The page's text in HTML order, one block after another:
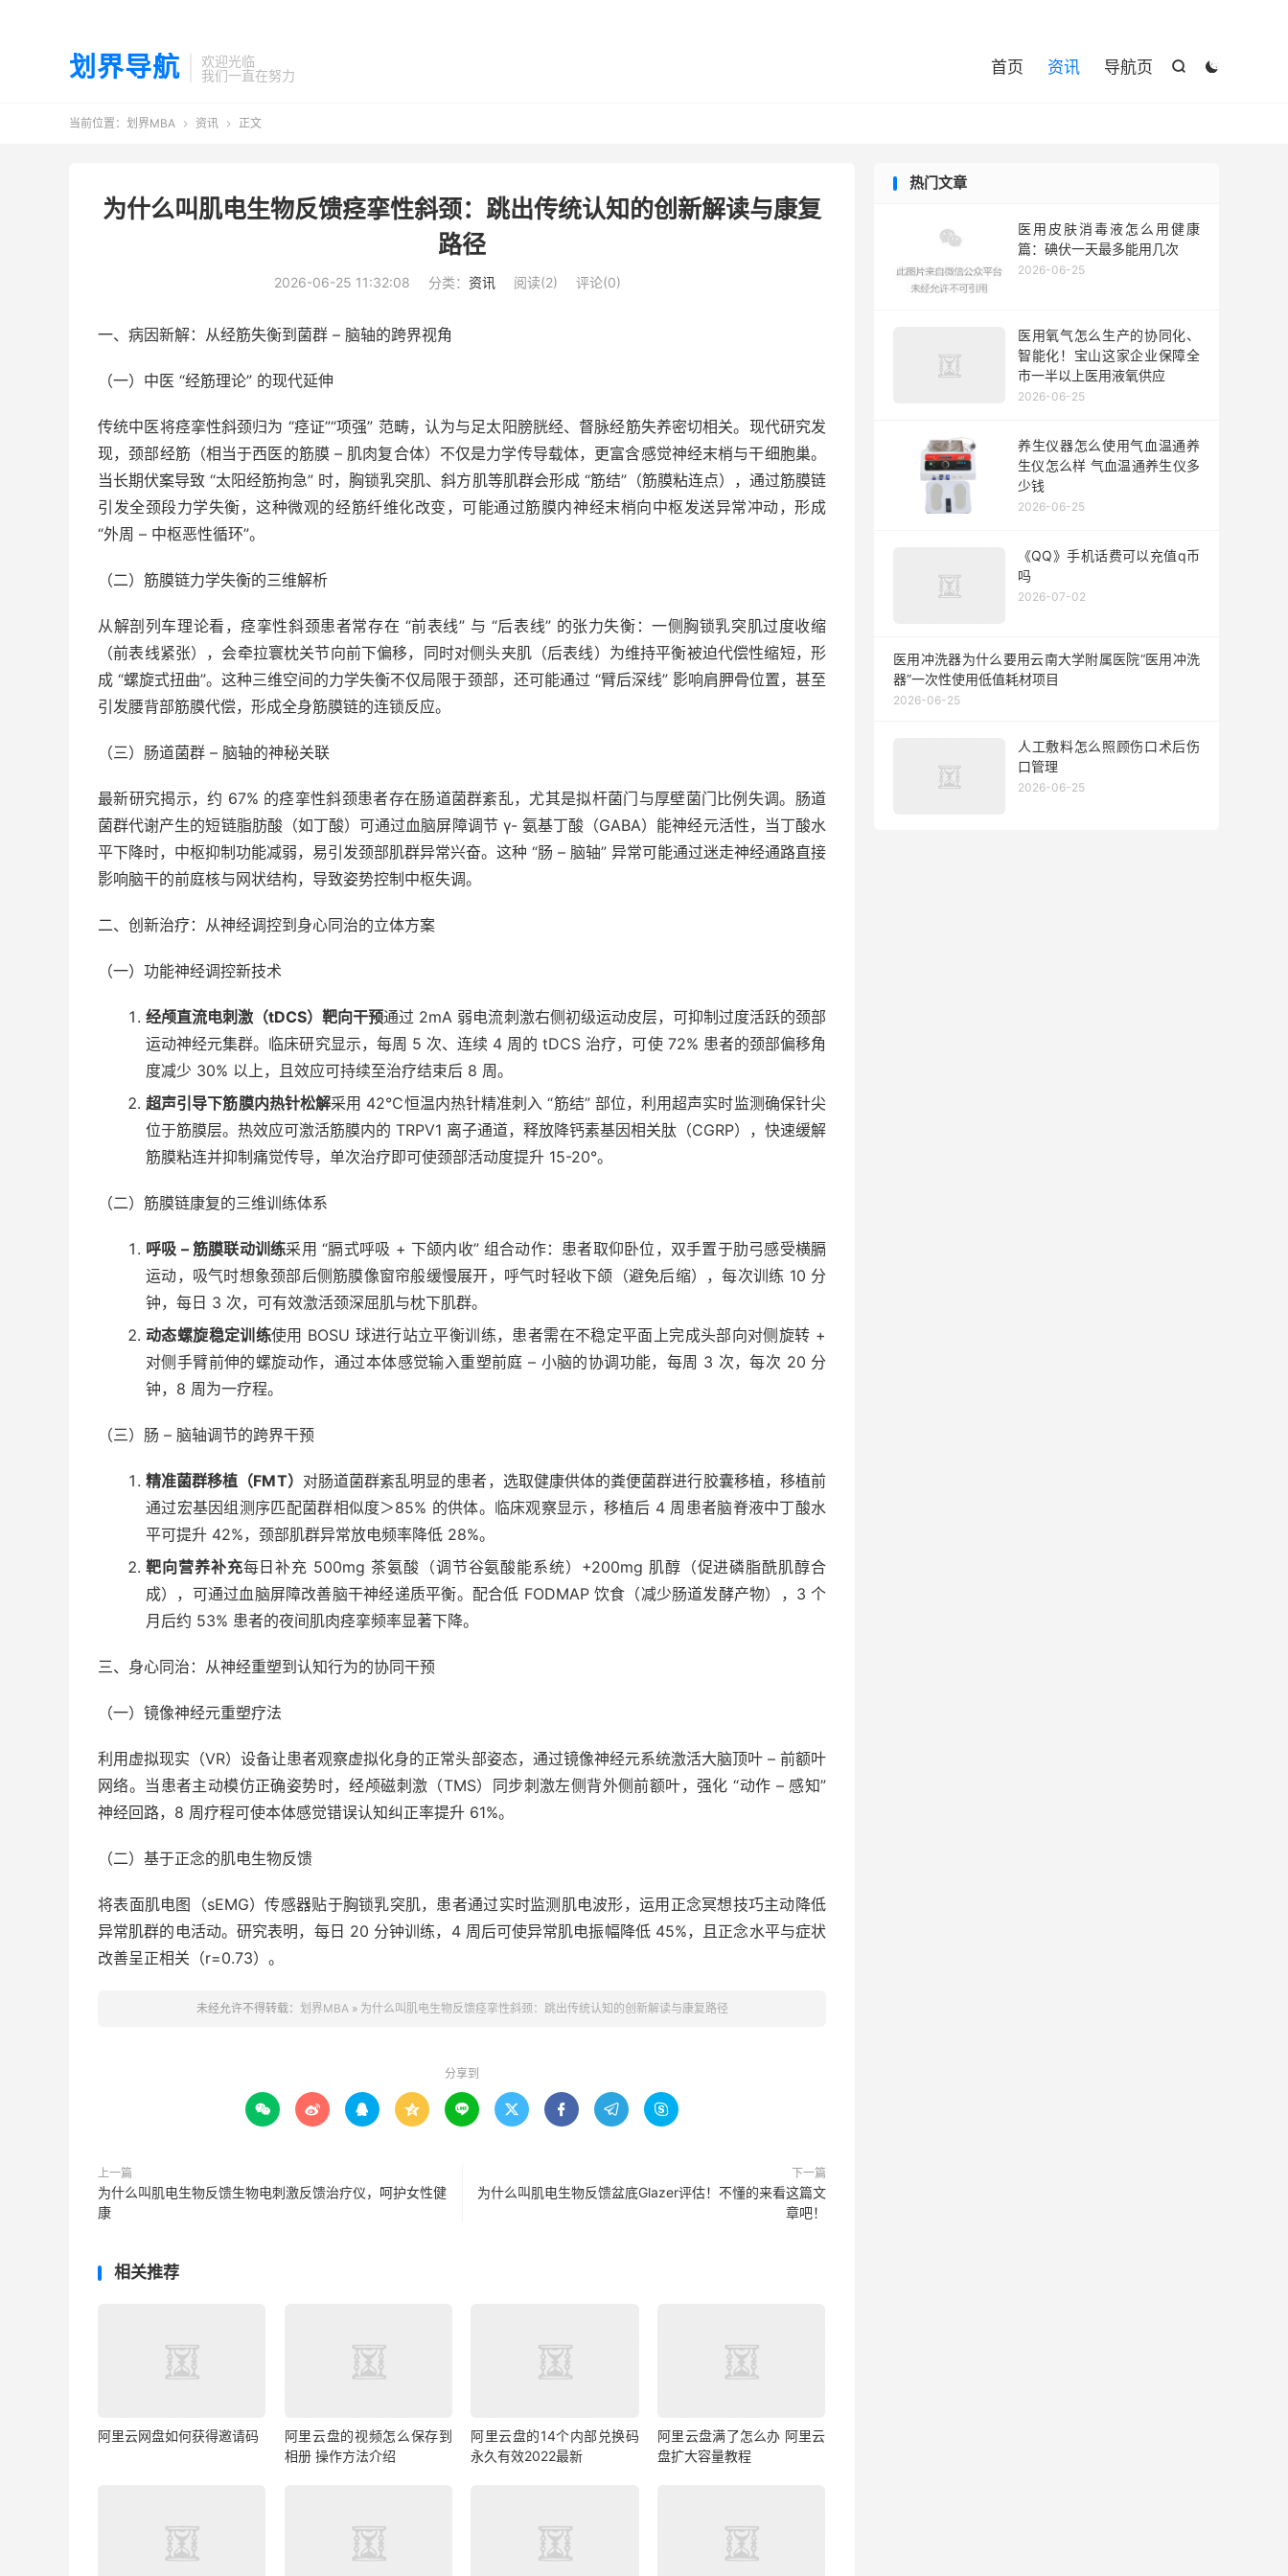
划界导航
欢迎光临
我们一直在努力


首页 资讯 导航页
当前位置： 划界MBA  资讯  正文
为什么叫肌电生物反馈痉挛性斜颈：跳出传统认知的创新解读与康复
路径​
2026-06-25 11:32:08 分类： 资讯 阅读(2) 评论(0)
一、病因新解：从经筋失衡到菌群 – 脑轴的跨界视角
（一）中医 “经筋理论” 的现代延伸
传统中医将痉挛性斜颈归为 “痉证”“项强” 范畴，认为与足太阳膀胱经、督脉经筋失养密切相关。现代研究发
现，颈部经筋（相当于西医的筋膜 – 肌肉复合体）不仅是力学传导载体，更富含感觉神经末梢与干细胞巢。
当长期伏案导致 “太阳经筋拘急” 时，胸锁乳突肌、斜方肌等肌群会形成 “筋结”（筋膜粘连点），通过筋膜链
引发全颈段力学失衡，这种微观的经筋纤维化改变，可能通过筋膜内神经末梢向中枢发送异常冲动，形成
“外周 – 中枢恶性循环”。
（二）筋膜链力学失衡的三维解析
从解剖列车理论看，痉挛性斜颈患者常存在 “前表线” 与 “后表线” 的张力失衡：一侧胸锁乳突肌过度收缩
（前表线紧张），会牵拉寰枕关节向前下偏移，同时对侧头夹肌（后表线）为维持平衡被迫代偿性缩短，形
成 “螺旋式扭曲”。这种三维空间的力学失衡不仅局限于颈部，还可能通过 “臂后深线” 影响肩胛骨位置，甚至
引发腰背部筋膜代偿，形成全身筋膜链的连锁反应。
（三）肠道菌群 – 脑轴的神秘关联
最新研究揭示，约 67% 的痉挛性斜颈患者存在肠道菌群紊乱，尤其是拟杆菌门与厚壁菌门比例失调。肠道
菌群代谢产生的短链脂肪酸（如丁酸）可通过血脑屏障调节 γ- 氨基丁酸（GABA）能神经元活性，当丁酸水
平下降时，中枢抑制功能减弱，易引发颈部肌群异常兴奋。这种 “肠 – 脑轴” 异常可能通过迷走神经通路直接
影响脑干的前庭核与网状结构，导致姿势控制中枢失调。
二、创新治疗：从神经调控到身心同治的立体方案
（一）功能神经调控新技术
经颅直流电刺激（tDCS）靶向干预通过 2mA 弱电流刺激右侧初级运动皮层，可抑制过度活跃的颈部
运动神经元集群。临床研究显示，每周 5 次、连续 4 周的 tDCS 治疗，可使 72% 患者的颈部偏移角
度减少 30% 以上，且效应可持续至治疗结束后 8 周。
超声引导下筋膜内热针松解采用 42℃恒温内热针精准刺入 “筋结” 部位，利用超声实时监测确保针尖
位于筋膜层。热效应可激活筋膜内的 TRPV1 离子通道，释放降钙素基因相关肽（CGRP），快速缓解
筋膜粘连并抑制痛觉传导，单次治疗即可使颈部活动度提升 15-20°。
（二）筋膜链康复的三维训练体系
呼吸 – 筋膜联动训练采用 “膈式呼吸 + 下颌内收” 组合动作：患者取仰卧位，双手置于肋弓感受横膈
运动，吸气时想象颈部后侧筋膜像窗帘般缓慢展开，呼气时轻收下颌（避免后缩），每次训练 10 分
钟，每日 3 次，可有效激活颈深屈肌与枕下肌群。
动态螺旋稳定训练使用 BOSU 球进行站立平衡训练，患者需在不稳定平面上完成头部向对侧旋转 +
对侧手臂前伸的螺旋动作，通过本体感觉输入重塑前庭 – 小脑的协调功能，每周 3 次，每次 20 分
钟，8 周为一疗程。
（三）肠 – 脑轴调节的跨界干预
精准菌群移植（FMT） 对肠道菌群紊乱明显的患者，选取健康供体的粪便菌群进行胶囊移植，移植前
通过宏基因组测序匹配菌群相似度＞85% 的供体。临床观察显示，移植后 4 周患者脑脊液中丁酸水
平可提升 42%，颈部肌群异常放电频率降低 28%。
靶向营养补充每日补充 500mg 茶氨酸（调节谷氨酸能系统）+200mg 肌醇（促进磷脂酰肌醇合
成），可通过血脑屏障改善脑干神经递质平衡。配合低 FODMAP 饮食（减少肠道发酵产物），3 个
月后约 53% 患者的夜间肌肉痉挛频率显著下降。
三、身心同治：从神经重塑到认知行为的协同干预
（一）镜像神经元重塑疗法
利用虚拟现实（VR）设备让患者观察虚拟化身的正常头部姿态，通过镜像神经元系统激活大脑顶叶 – 前额叶
网络。当患者主动模仿正确姿势时，经颅磁刺激（TMS）同步刺激左侧背外侧前额叶，强化 “动作 – 感知”
神经回路，8 周疗程可使本体感觉错误认知纠正率提升 61%。
（二）基于正念的肌电生物反馈
将表面肌电图（sEMG）传感器贴于胸锁乳突肌，患者通过实时监测肌电波形，运用正念冥想技巧主动降低
异常肌群的电活动。研究表明，每日 20 分钟训练，4 周后可使异常肌电振幅降低 45%，且正念水平与症状
改善呈正相关（r=0.73）。
未经允许不得转载： 划界MBA» 为什么叫肌电生物反馈痉挛性斜颈：跳出传统认知的创新解读与康复路径​
分享到
        
上一篇
为什么叫肌电生物反馈生物电刺激反馈治疗仪，呵护女性健
康
下一篇
为什么叫肌电生物反馈盆底Glazer评估！不懂的来看这篇文
章吧！
相关推荐
阿里云网盘如何获得邀请码
阿里云盘的视频怎么保存到
相册 操作方法介绍
阿里云盘的14个内部兑换码
永久有效2022最新
阿里云盘满了怎么办 阿里云
盘扩大容量教程
热门文章
医用皮肤消毒液怎么用健康
篇：碘伏一天最多能用几次
2026-06-25
医用氧气怎么生产的协同化、
智能化！宝山这家企业保障全
市一半以上医用液氧供应
2026-06-25
养生仪器怎么使用气血温通养
生仪怎么样 气血温通养生仪多
少钱
2026-06-25
《QQ》手机话费可以充值q币
吗
2026-07-02
医用冲洗器为什么要用云南大学附属医院“医用冲洗
器”一次性使用低值耗材项目
2026-06-25
人工敷料怎么照顾伤口术后伤
口管理
2026-06-25